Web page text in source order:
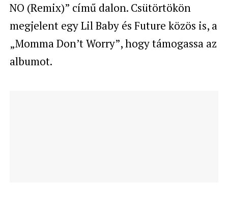
NO (Remix)” című dalon. Csütörtökön
megjelent egy Lil Baby és Future közös is, a
„Momma Don’t Worry”, hogy támogassa az
albumot.